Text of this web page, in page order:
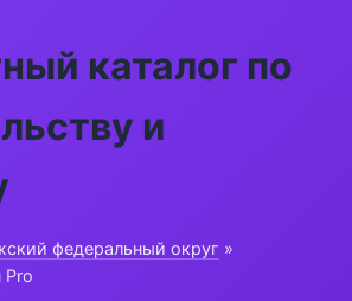
каталог по
и
федеральный округ »
Pro